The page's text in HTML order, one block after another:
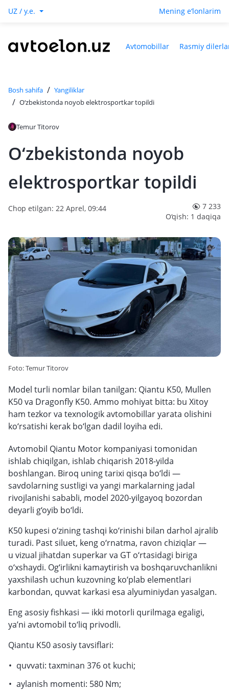
UZ / y.e. Mening e‘lonlarim
Avtomobillar Rasmiy
Bosh sahifa / Yangiliklar
/ O‘zbekistonda noyob elektrosportkar topildi
Temur Titorov
O‘zbekistonda noyob
elektrosportkar topildi
Chop etilgan: 22 Aprel, 09:44
7 233
O‘qish: 1 daqiqa
Foto: Temur Titorov
Model turli nomlar bilan tanilgan: Qiantu K50, Mullen
K50 va Dragonfly K50. Ammo mohiyat bitta: bu Xitoy
ham tezkor va texnologik avtomobillar yarata olishini
ko‘rsatishi kerak bo‘lgan dadil loyiha edi.
Avtomobil Qiantu Motor kompaniyasi tomonidan
ishlab chiqilgan, ishlab chiqarish 2018-yilda
boshlangan. Biroq uning tarixi qisqa bo‘ldi —
savdolarning sustligi va yangi markalarning jadal
rivojlanishi sababli, model 2020-yilgayoq bozordan
deyarli g‘oyib bo‘ldi.
K50 kupesi o‘zining tashqi ko‘rinishi bilan darhol ajralib
turadi. Past siluet, keng o‘rnatma, ravon chiziqlar —
u vizual jihatdan superkar va GT o‘rtasidagi biriga
o‘xshaydi. Og‘irlikni kamaytirish va boshqaruvchanlikni
yaxshilash uchun kuzovning ko‘plab elementlari
karbondan, quvvat karkasi esa alyuminiydan yasalgan.
Eng asosiy fishkasi — ikki motorli qurilmaga egaligi,
ya’ni avtomobil to‘liq privodli.
Qiantu K50 asosiy tavsiflari:
quvvati: taxminan 376 ot kuchi;
aylanish momenti: 580 Nm;